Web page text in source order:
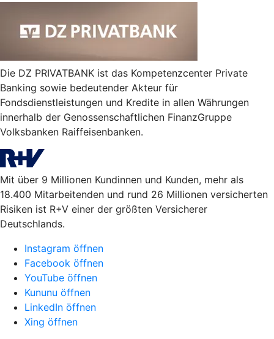
Die DZ PRIVATBANK ist das Kompetenzcenter Private
Banking sowie bedeutender Akteur für
Fondsdienstleistungen und Kredite in allen Währungen
innerhalb der Genossenschaftlichen FinanzGruppe
Volksbanken Raiffeisenbanken.
Mit über 9 Millionen Kundinnen und Kunden, mehr als
18.400 Mitarbeitenden und rund 26 Millionen versicherten
Risiken ist R+V einer der größten Versicherer
Deutschlands.
Instagram öffnen
Facebook öffnen
YouTube öffnen
Kununu öffnen
LinkedIn öffnen
Xing öffnen